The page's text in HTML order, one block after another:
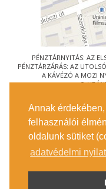
Annak
felhasználói
oldalunk sütiket
adatvédelmi
PÉNZTÁRNYITÁS: AZ
PÉNZTÁRZÁRÁS: AZ
A KÁVÉZÓ A MOZI
©
1088